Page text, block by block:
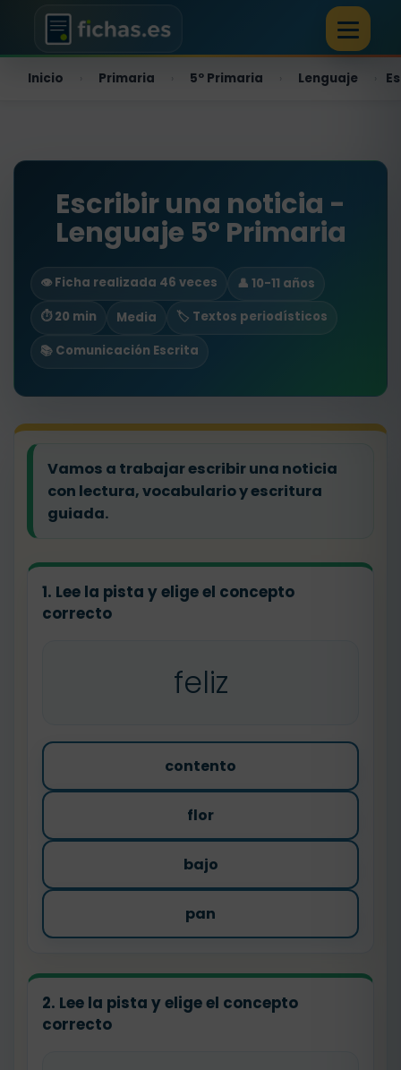
Inicio Primaria 5º Primaria Lenguaje
Escribir una noticia -
Lenguaje 5º Primaria
👁️ Ficha realizada 46 veces
👤 10-11 años
⏱ 20 min
Media
🏷️ Textos periodísticos
📚 Comunicación Escrita
Vamos a trabajar escribir una noticia
con lectura, vocabulario y escritura
guiada.
1. Lee la pista y elige el concepto
correcto
feliz
contento
flor
bajo
pan
2. Lee la pista y elige el concepto
correcto